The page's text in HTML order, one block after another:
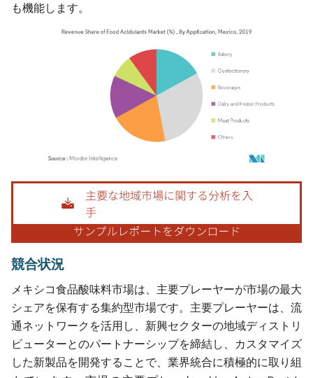
も機能します。
画像 © Mordor Intelligence。再利用にはCC BY 4.0の表示が必要です。
競合状況
メキシコ食品酸味料市場は、主要プレーヤーが市場の最大
シェアを保有する集約型市場です。主要プレーヤーは、流
通ネットワークを活用し、新興セクターの地域ディストリ
ビューターとのパートナーシップを締結し、カスタマイズ
した新製品を開発することで、業界統合に積極的に取り組